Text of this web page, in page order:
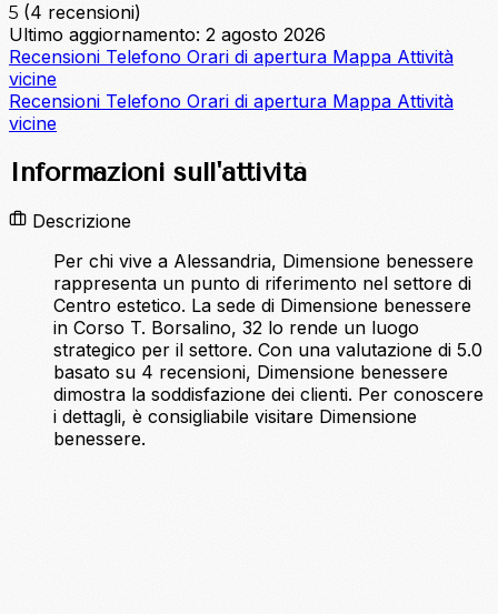
5 (4 recensioni)
Ultimo aggiornamento: 2 agosto 2026
Recensioni Telefono Orari di apertura Mappa Attività
vicine
Recensioni Telefono Orari di apertura Mappa Attività
vicine
Informazioni sull'attività
Descrizione
Per chi vive a Alessandria, Dimensione benessere
rappresenta un punto di riferimento nel settore di
Centro estetico. La sede di Dimensione benessere
in Corso T. Borsalino, 32 lo rende un luogo
strategico per il settore. Con una valutazione di 5.0
basato su 4 recensioni, Dimensione benessere
dimostra la soddisfazione dei clienti. Per conoscere
i dettagli, è consigliabile visitare Dimensione
benessere.